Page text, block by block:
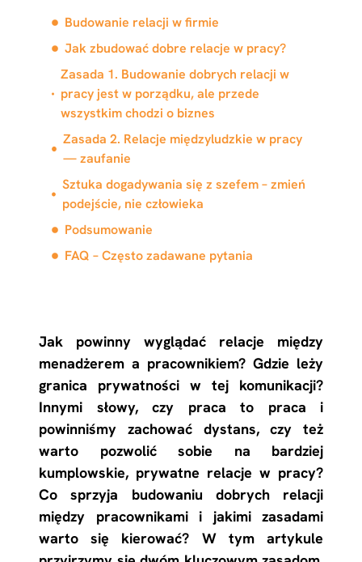
Budowanie relacji w firmie
Jak zbudować dobre relacje w pracy?
Zasada 1. Budowanie dobrych relacji w
pracy jest w porządku, ale przede
wszystkim chodzi o biznes
Zasada 2. Relacje międzyludzkie w pracy
— zaufanie
Sztuka dogadywania się z szefem – zmień
podejście, nie człowieka
Podsumowanie
FAQ – Często zadawane pytania
Jak powinny wyglądać relacje między
menadżerem a pracownikiem? Gdzie leży
granica prywatności w tej komunikacji?
Innymi słowy, czy praca to praca i
powinniśmy zachować dystans, czy też
warto pozwolić sobie na bardziej
kumplowskie, prywatne relacje w pracy?
Co sprzyja budowaniu dobrych relacji
między pracownikami i jakimi zasadami
warto się kierować? W tym artykule